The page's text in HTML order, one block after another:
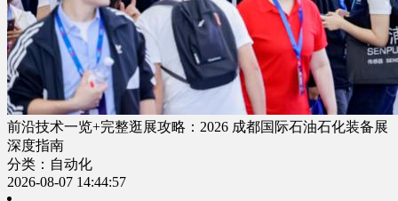
前沿技术一览+完整逛展攻略：2026 成都国际石油石化装备展
深度指南
分类：自动化
2026-08-07 14:44:57